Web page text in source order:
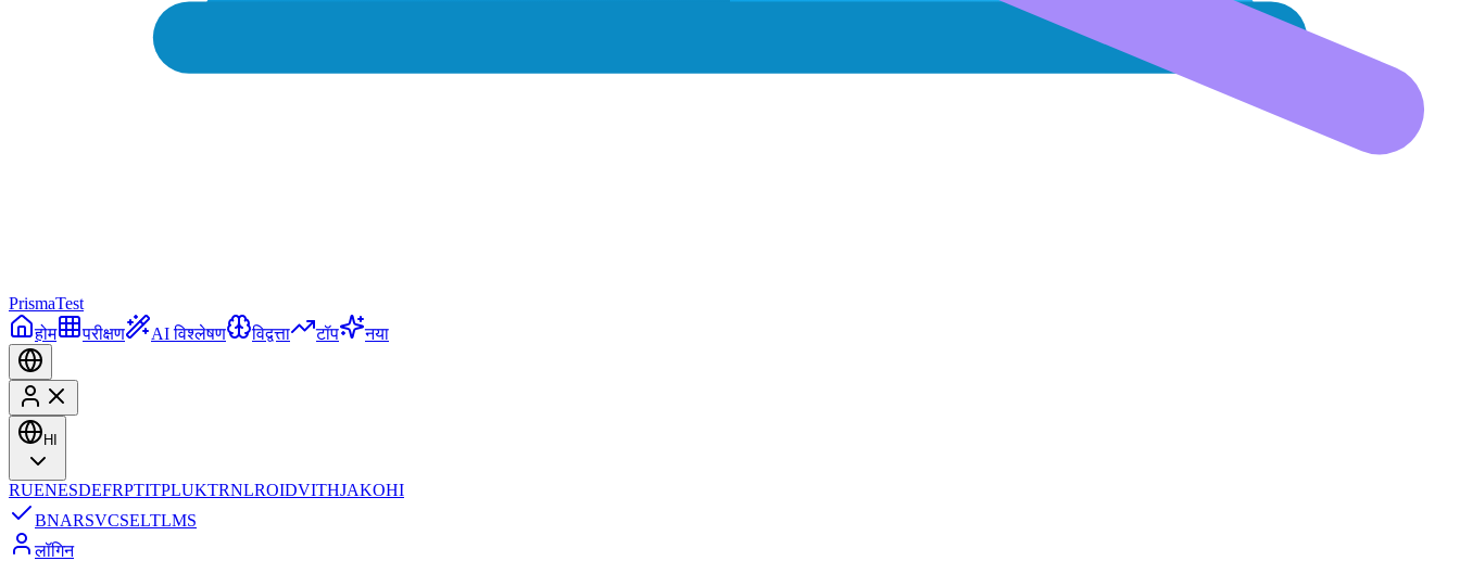
PrismaTest
होम
परीक्षण AI विश्लेषण विद्वत्ता टॉप नया
HI
RUENESDEFRPTITPLUKTRNLROIDVITHJAKOHI
BNARSVCSELTLMS
लॉगिन